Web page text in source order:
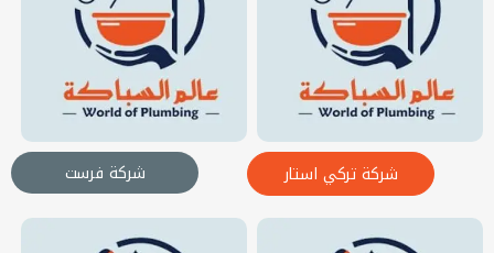
شركة تركي استار شركة فرست